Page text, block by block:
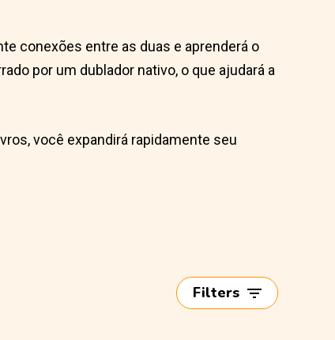
conexões entre as duas e aprenderá o
por um dublador nativo, o que ajudará a
você expandirá rapidamente seu
Filters